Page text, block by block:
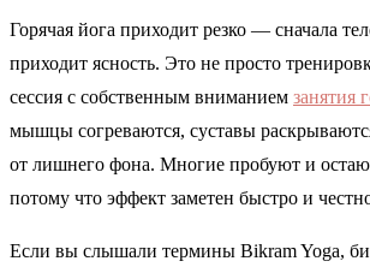
Горячая йога приходит резко — сначала
приходит ясность. Это не просто
сессия с собственным вниманием занятия
мышцы согреваются, суставы
от лишнего фона. Многие пробуют и
потому что эффект заметен быстро и
Если вы слышали термины Bikram Yoga,